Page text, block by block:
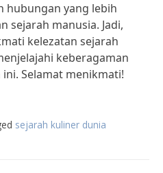
hubungan yang lebih
sejarah manusia. Jadi,
kelezatan sejarah
keberagaman
Selamat menikmati!
sejarah kuliner dunia